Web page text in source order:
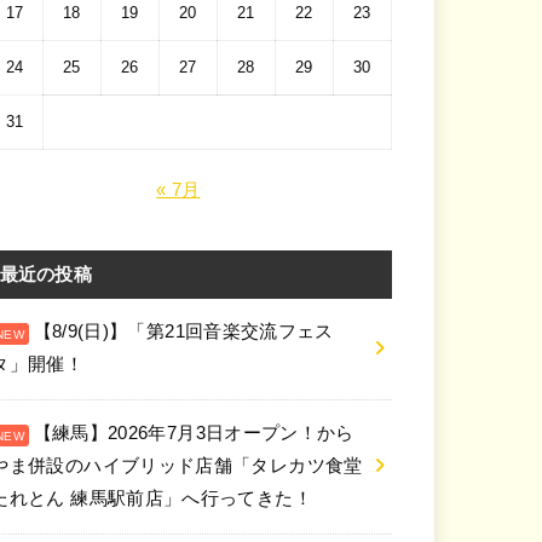
17 18 19 20 21 22 23
24 25 26 27 28 29 30
31
« 7月
最近の投稿
【8/9(日)】「第21回音楽交流フェス
」開催！
【練馬】2026年7月3日オープン！から
ま併設のハイブリッド店舗「タレカツ食堂
れとん 練馬駅前店」へ行ってきた！